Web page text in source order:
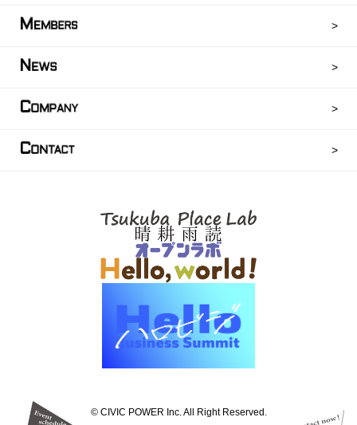
M EMBERS
N EWS
COMPANY
CONTACT
©︎ CIVIC POWER Inc. All Right Reserved.